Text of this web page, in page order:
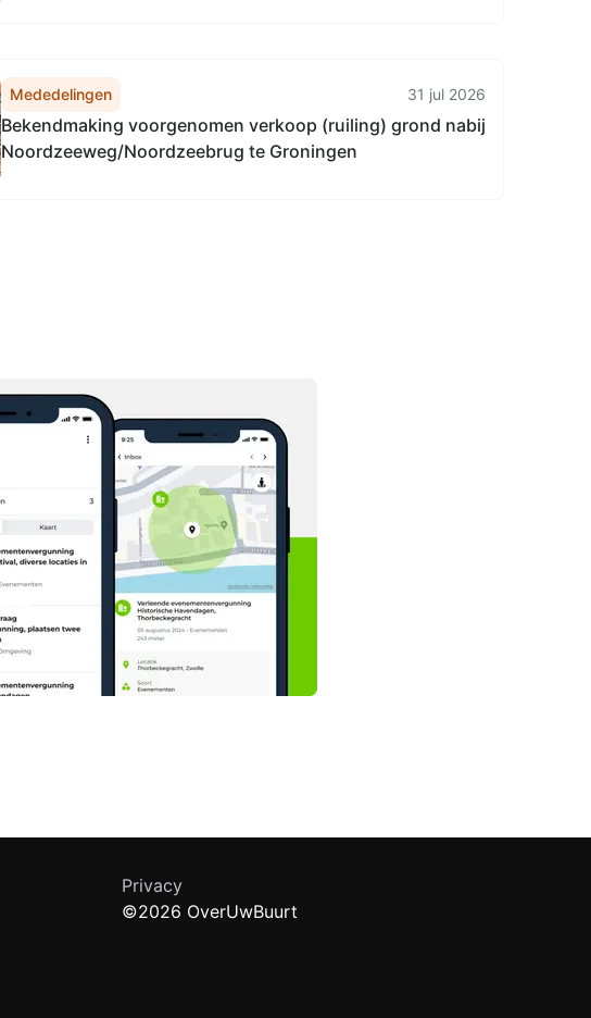
Mededelingen 31 jul 2026
Bekendmaking voorgenomen verkoop (ruiling) grond nabij
Noordzeeweg/Noordzeebrug te Groningen
Privacy
©2026 OverUwBuurt